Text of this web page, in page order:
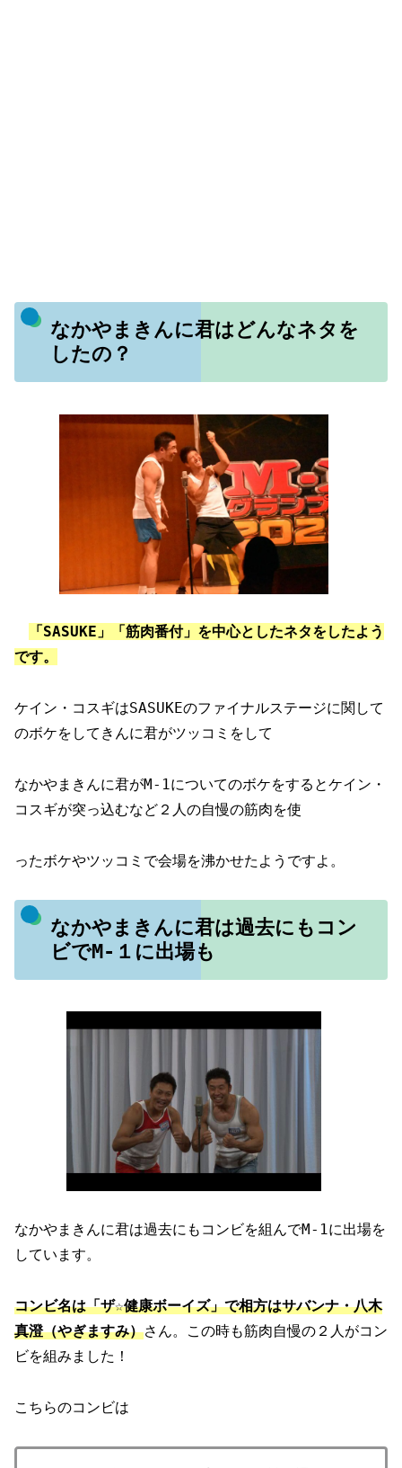
なかやまきんに君はどんなネタを
したの？
「SASUKE」「筋肉番付」を中心としたネタをしたよう
です。
ケイン・コスギはSASUKEのファイナルステージに関して
のボケをしてきんに君がツッコミをして
なかやまきんに君がM-1についてのボケをするとケイン・
コスギが突っ込むなど２人の自慢の筋肉を使
ったボケやツッコミで会場を沸かせたようですよ。
なかやまきんに君は過去にもコン
ビでM-１に出場も
なかやまきんに君は過去にもコンビを組んでM-1に出場を
しています。
コンビ名は「ザ☆健康ボーイズ」で相方はサバンナ・八木
真澄（やぎますみ）さん。この時も筋肉自慢の２人がコン
ビを組みました！
こちらのコンビは